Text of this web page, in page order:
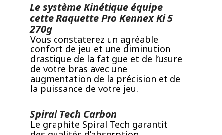
Le système Kinétique équipe
cette Raquette Pro Kennex Ki 5
270g
Vous constaterez un agréable
confort de jeu et une diminution
drastique de la fatigue et de l’usure
de votre bras avec une
augmentation de la précision et de
la puissance de votre jeu.
Spiral Tech Carbon
Le graphite Spiral Tech garantit